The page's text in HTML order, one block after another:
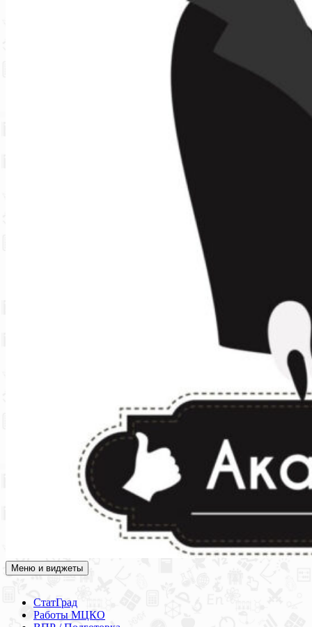
Академия СОВА
Подготовка к ЕГЭ, ОГЭ, ВПР, МЦКО, СтатГрад, КДР, ВОШ,
Меню и виджеты
СтатГрад
Работы МЦКО